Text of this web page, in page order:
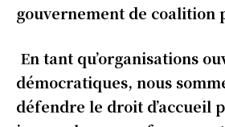
gouvernement de coalition
En tant qu’organisations
démocratiques, nous
défendre le droit d’accueil